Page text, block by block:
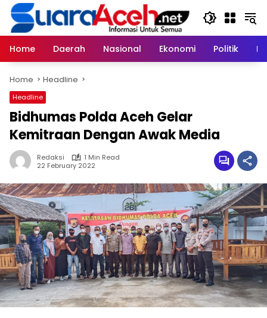
Skip
content
Home
Daerah Nasional Ekonomi Politik
Home Headline
Headline
Bidhumas Polda Aceh Gelar
Kemitraan Dengan Awak Media
Redaksi
1 Min Read
22 February 2022